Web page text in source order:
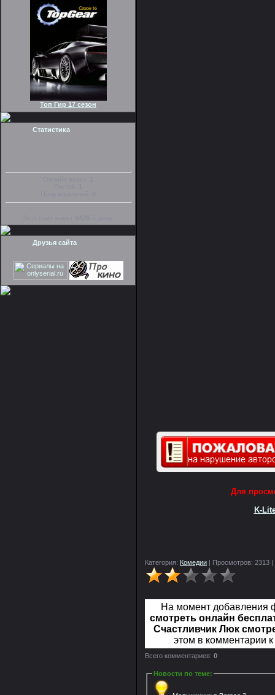
Топ Гир 17 сезон
Статистика
Друзья сайта
Для
K-
Категория: Комедии | Просмотров: 2313
На момент
смотреть онлайн
Счастливчик Люк
этом в комментарии
Всего комментариев: 0
Новости по теме: